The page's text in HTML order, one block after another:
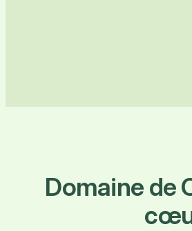
Domaine de